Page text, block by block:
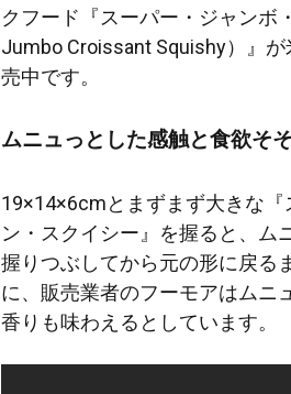
クフード『スーパー・ジャンボ
Jumbo Croissant Squishy）』
売中です。
ムニュっとした感触と食欲そ
19×14×6cmとまずまず大きな
ン・スクイシー』を握ると、ム
握りつぶしてから元の形に戻る
に、販売業者のフーモアはムニ
香りも味わえるとしています。